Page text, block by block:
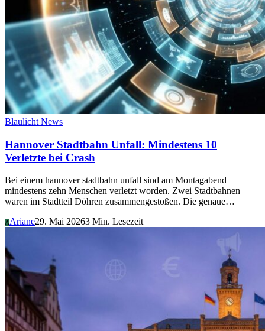
Blaulicht News
Hannover Stadtbahn Unfall: Mindestens 10
Verletzte bei Crash
Bei einem hannover stadtbahn unfall sind am Montagabend
mindestens zehn Menschen verletzt worden. Zwei Stadtbahnen
waren im Stadtteil Döhren zusammengestoßen. Die genaue…
AAriane29. Mai 20263 Min. Lesezeit